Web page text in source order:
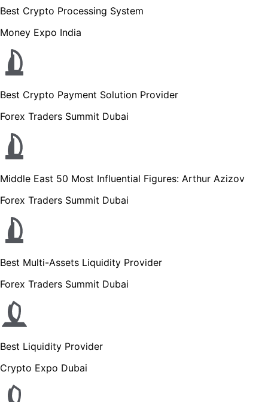
Best Crypto Processing System
Money Expo India
Best Crypto Payment Solution Provider
Forex Traders Summit Dubai
Middle East 50 Most Influential Figures: Arthur Azizov
Forex Traders Summit Dubai
Best Multi-Assets Liquidity Provider
Forex Traders Summit Dubai
Best Liquidity Provider
Crypto Expo Dubai